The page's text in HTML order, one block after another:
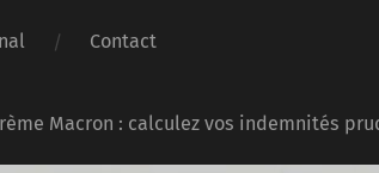
Contact
Macron : calculez vos indemnités